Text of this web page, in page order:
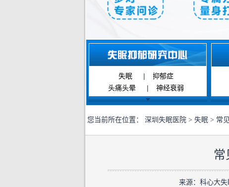
失眠 |
抑郁症
头痛头晕
| 神经衰弱
您当前所在位置： 深圳失眠医院 > 失眠 > 常
常
来源：科心大